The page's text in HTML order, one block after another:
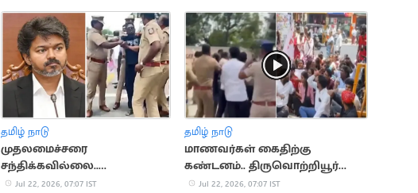
தமிழ் நாடு
முதலமைச்சரை
சந்திக்கவில்லை..
உண்மையை உடைத்த
Jul 22, 2026, 07:07 IST
தமிழ் நாடு
மாணவர்கள் கைதிற்கு
கண்டனம்.. திருவொற்றியூர்
காவல் நிலையம் முற்றுகை
Jul 22, 2026, 07:07 IST